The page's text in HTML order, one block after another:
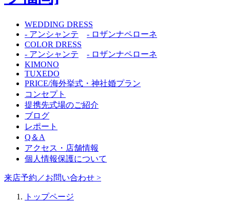
WEDDING DRESS
- アンシャンテ
- ロザンナペローネ
COLOR DRESS
- アンシャンテ
- ロザンナペローネ
KIMONO
TUXEDO
PRICE/海外挙式・神社婚プラン
コンセプト
提携先式場のご紹介
ブログ
レポート
Q＆A
アクセス・店舗情報
個人情報保護について
来店予約／お問い合わせ >
トップページ